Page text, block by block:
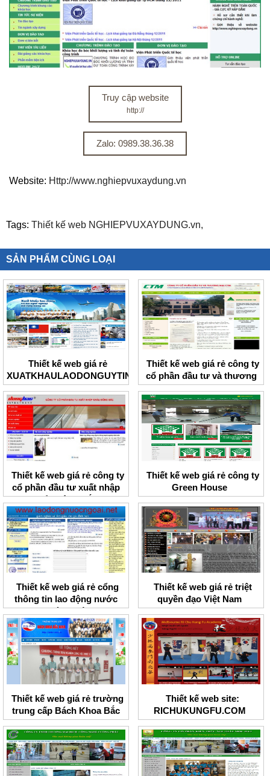
Truy cập website
http://
Zalo: 0989.38.36.38
Website: Http://www.nghiepvuxaydung.vn
Tags: Thiết kế web NGHIEPVUXAYDUNG.vn,
SẢN PHẨM CÙNG LOẠI
Thiết kế web giá rẻ
XUATKHAULAODONGUYTIN
Thiết kế web giá rẻ công ty
cổ phần đầu tư và thương
mại CTM
Thiết kế web giá rẻ công ty
cổ phần đầu tư xuất nhập
khẩu Đông Bắc
Thiết kế web giá rẻ công ty
Green House
Thiết kế web giá rẻ cổng
thông tin lao động nước
ngoài uy tín
Thiết kế web giá rẻ triệt
quyền đạo Việt Nam
Thiết kế web giá rẻ trường
trung cấp Bách Khoa Bắc
Ninh
Thiết kế web site:
RICHUKUNGFU.COM